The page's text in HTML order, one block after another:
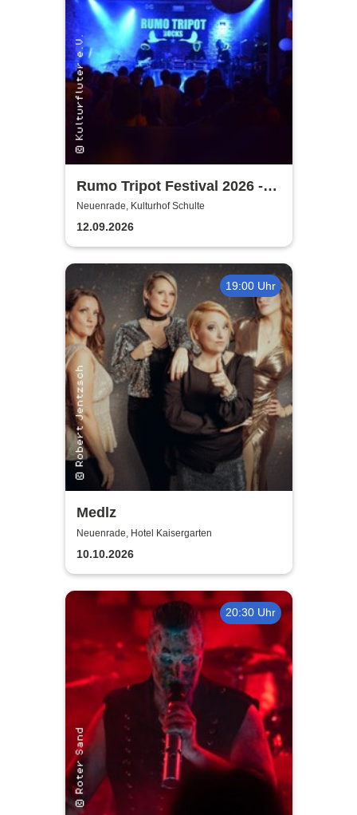
Rumo Tripot Festival 2026 -
Dein Festival im Sauerland
Neuenrade, Kulturhof Schulte
12.09.2026
19:00 Uhr
Medlz
Neuenrade, Hotel Kaisergarten
10.10.2026
20:30 Uhr